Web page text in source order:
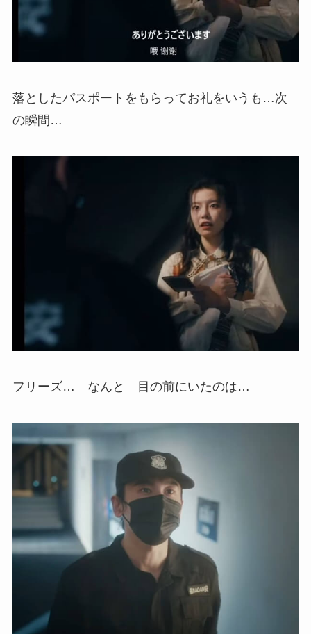
落としたパスポートをもらってお礼をいうも…次
の瞬間…
フリーズ… なんと 目の前にいたのは…